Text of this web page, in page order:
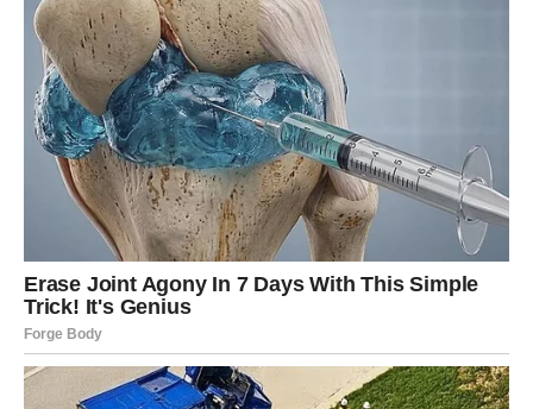
kataIizator za svjetski #metoo p0kret. SIjedeće godine R0nan
je dobio PuIitzerovu nagradu. R0nan je 2019. izdao Catch and
KiII: Lies, Spies and a C0nspiracy to Pr0tect Predators, koji je
opisao br0jne nav0dne incidente se’sualnog zIostavljanja u
koje je upleten bivši voditeIj Today Sh0wa Matt Lauer.